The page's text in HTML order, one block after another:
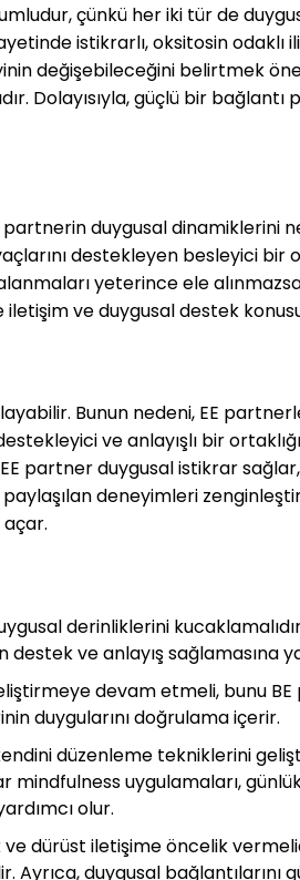
çünkü her iki tür de
istikrarlı, oksitosin odaklı
değişebileceğini belirtmek
Dolayısıyla, güçlü bir
partnerin duygusal
destekleyen besleyici
yeterince ele
ve duygusal destek
Bunun nedeni, EE
ve anlayışlı bir
partner duygusal istikrar
deneyimleri
derinliklerini
destek ve anlayış sağlamasına
devam etmeli, bunu
duygularını doğrulama içerir.
düzenleme tekniklerini
mindfulness uygulamaları,
olur.
dürüst iletişime öncelik
Ayrıca, duygusal